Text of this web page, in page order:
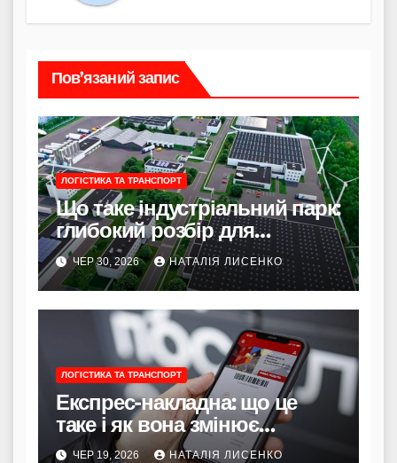
Пов’язаний запис
ЛОГІСТИКА ТА ТРАНСПОРТ
Що таке індустріальний парк:
глибокий розбір для
підприємців, інвесторів та
громад
ЧЕР 30, 2026 НАТАЛІЯ ЛИСЕНКО
ЛОГІСТИКА ТА ТРАНСПОРТ
Експрес-накладна: що це
таке і як вона змінює
доставку в Україні
ЧЕР 19, 2026 НАТАЛІЯ ЛИСЕНКО